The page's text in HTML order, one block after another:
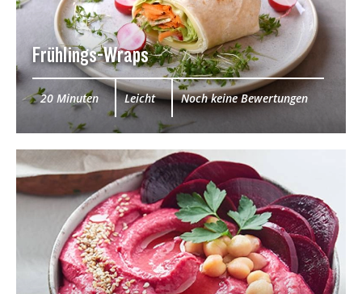
Frühlings-Wraps
20 Minuten Leicht Noch keine Bewertungen